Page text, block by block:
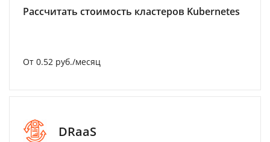
Рассчитать стоимость кластеров Kubernetes
От 0.52 руб./месяц
DRaaS